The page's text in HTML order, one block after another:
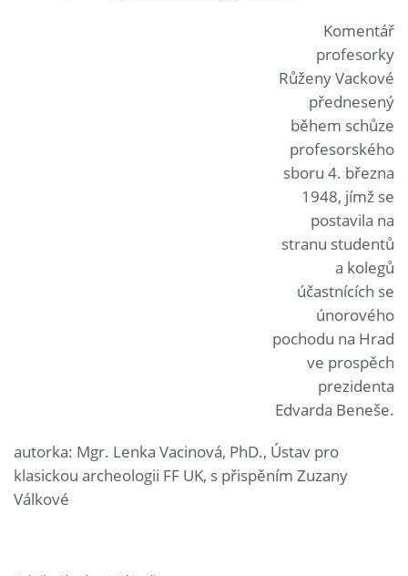
Komentář
profesorky
Růženy Vackové
přednesený
během schůze
profesorského
sboru 4. března
1948, jímž se
postavila na
stranu studentů
a kolegů
účastnících se
únorového
pochodu na Hrad
ve prospěch
prezidenta
Edvarda Beneše.
autorka: Mgr. Lenka Vacinová, PhD., Ústav pro
klasickou archeologii FF UK, s přispěním Zuzany
Válkové